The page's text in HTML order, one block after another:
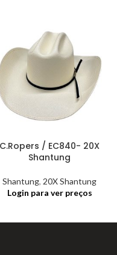
C.Ropers / EC840- 20X
Shantung
Shantung, 20X Shantung
Login para ver preços